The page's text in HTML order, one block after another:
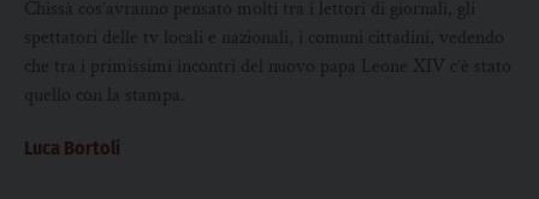
Chissà cos’avranno pensato molti tra i lettori di giornali, gli
spettatori delle tv locali e nazionali, i comuni cittadini, vedendo
che tra i primissimi incontri del nuovo papa Leone XIV c’è stato
quello con la stampa.
Luca Bortoli